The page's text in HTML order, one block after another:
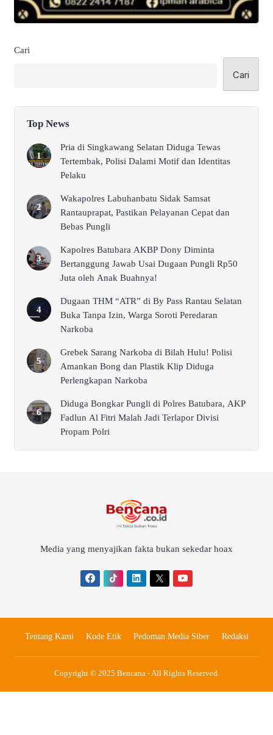
Cari
Cari
Top News
Pria di Singkawang Selatan Diduga Tewas
Tertembak, Polisi Dalami Motif dan Identitas
Pelaku
Wakapolres Labuhanbatu Sidak Samsat
Rantauprapat, Pastikan Pelayanan Cepat dan
Bebas Pungli
Kapolres Batubara AKBP Dony Diminta
Bertanggung Jawab Usai Dugaan Pungli Rp50
Juta oleh Anak Buahnya!
Dugaan THM “ATR” di By Pass Rantau Selatan
Buka Tanpa Izin, Warga Soroti Peredaran
Narkoba
Grebek Sarang Narkoba di Bilah Hulu! Polisi
Amankan Bong dan Plastik Klip Diduga
Perlengkapan Narkoba
Diduga Bongkar Pungli di Polres Batubara, AKP
Fadlun Al Fitri Malah Jadi Terlapor Divisi
Propam Polri
Media yang menyajikan fakta bukan sekedar hoax
Tentang Kami Kode Etik Pedoman Media Siber Redaksi
Copyright © 2025 Bencana - All Rights Reserved.